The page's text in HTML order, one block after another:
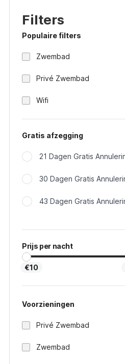
Filters
Populaire filters
Zwembad
Privé Zwembad
Wifi
Gratis afzegging
21 Dagen Gratis
30 Dagen Gratis
43 Dagen Gratis
Prijs per nacht
€10
Voorzieningen
Privé Zwembad
Zwembad